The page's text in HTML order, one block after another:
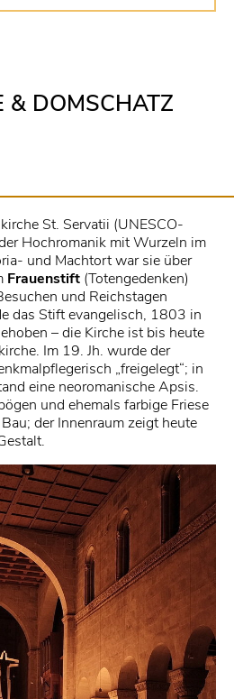
& DOMSCHATZ
St. Servatii (UNESCO-
Hochromanik mit Wurzeln im
und Machtort war sie über
Frauenstift (Totengedenken)
und Reichstagen
das Stift evangelisch, 1803 in
– die Kirche ist bis heute
Im 19. Jh. wurde der
„freigelegt“; in
eine neoromanische Apsis.
und ehemals farbige Friese
der Innenraum zeigt heute